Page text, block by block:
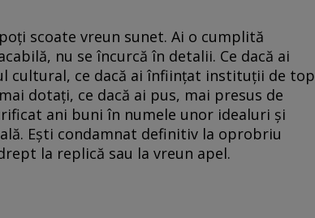
scoate vreun sunet. Ai o cumplită
nu se încurcă în detalii. Ce dacă ai
cultural, ce dacă ai înfiinţat instituţii de top
dotaţi, ce dacă ai pus, mai presus de
ani buni în numele unor idealuri şi
Eşti condamnat definitiv la oprobriu
la replică sau la vreun apel.